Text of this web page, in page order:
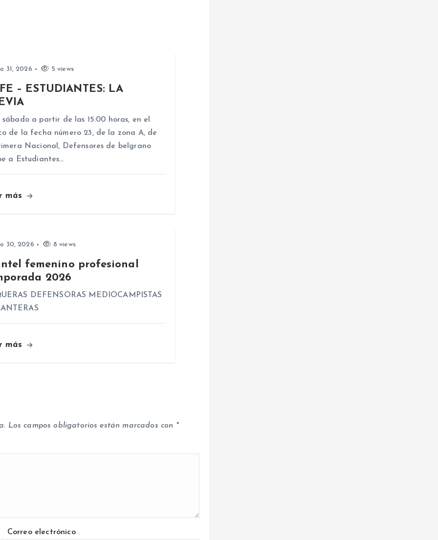
31, 2026 5 views
– ESTUDIANTES: LA
sábado a partir de las 15:00 horas, en el
de la fecha número 23, de la zona A, de
Nacional, Defensores de belgrano
a Estudiantes…
más
30, 2026 8 views
femenino profesional
2026
DEFENSORAS MEDIOCAMPISTAS
más
Los campos obligatorios están marcados con *
Correo electrónico